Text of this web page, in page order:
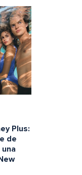
Plus:
de